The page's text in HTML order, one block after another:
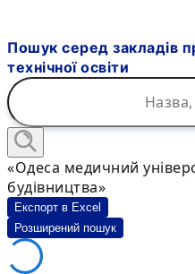
Пошук серед закладів
технічної освіти
«Одеса медичний
будівництва»
Експорт в Excel
Розширений пошук